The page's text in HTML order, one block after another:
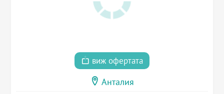
виж офертата
Анталия